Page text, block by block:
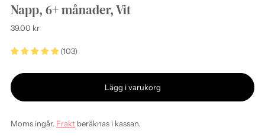
Napp, 6+ månader, Vit
Ordinarie
39.00 kr
(103)
Lägg i varukorg
Moms ingår. Frakt beräknas i kassan.